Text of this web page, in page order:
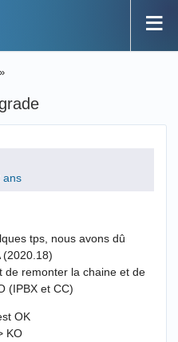
»
ans
tps, nous avons dû
(2020.18)
de remonter la chaine et de
(IPBX et CC)
OK
KO